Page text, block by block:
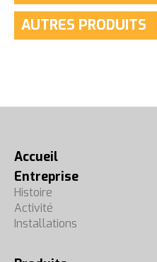
AUTRES PRODUITS
Accueil
Entreprise
Histoire
Activité
Installations